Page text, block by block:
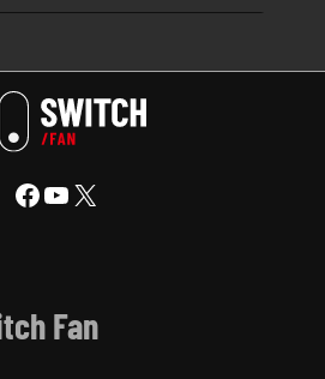
Facebook YouTube X
Fan